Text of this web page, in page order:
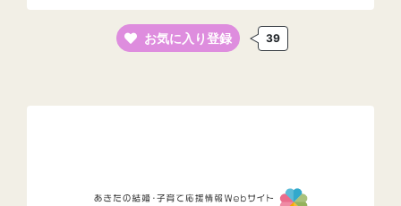
お気に入り登録 39